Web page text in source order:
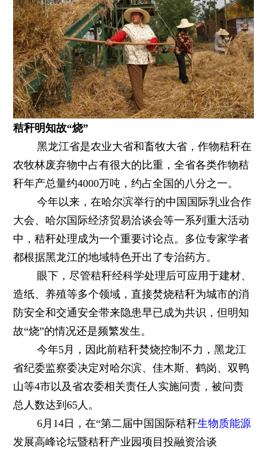
秸秆明知故“烧”
黑龙江省是农业大省和畜牧大省，作物秸秆在
农牧林废弃物中占有很大的比重，全省各类作物秸
秆年产总量约4000万吨，约占全国的八分之一。
今年以来，在哈尔滨举行的中国国际乳业合作
大会、哈尔国际经济贸易洽谈会等一系列重大活动
中，秸秆处理成为一个重要讨论点。多位专家学者
都根据黑龙江的地域特色开出了专治药方。
眼下，尽管秸秆经科学处理后可应用于建材、
造纸、养殖等多个领域，直接焚烧秸秆为城市的消
防安全和交通安全带来隐患早已成为共识，但明知
故“烧”的情况还是频繁发生。
今年5月，因此前秸秆焚烧控制不力，黑龙江
省纪委监察委决定对哈尔滨、佳木斯、鹤岗、双鸭
山等4市以及省农委相关责任人实施问责，被问责
总人数达到65人。
6月14日，在“第二届中国国际秸秆生物质能源
发展高峰论坛暨秸秆产业园项目投融资洽谈